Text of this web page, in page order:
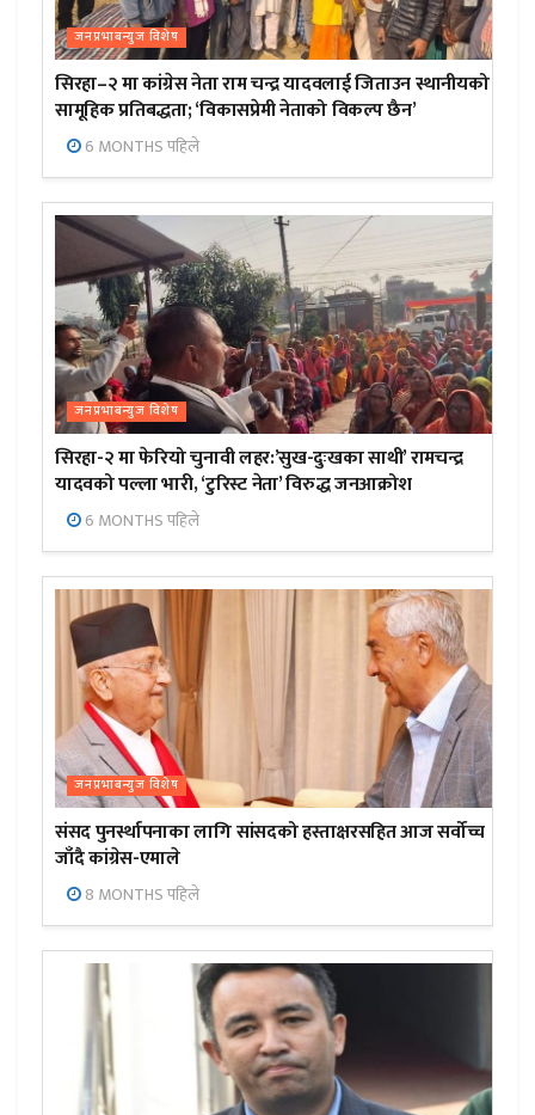
जनप्रभाबन्युज विशेष
सिरहा–२ मा कांग्रेस नेता राम चन्द्र यादवलाई जिताउन स्थानीयको
सामूहिक प्रतिबद्धता; ‘विकासप्रेमी नेताको विकल्प छैन’
6 MONTHS पहिले
जनप्रभाबन्युज विशेष
सिरहा-२ मा फेरियो चुनावी लहर:’सुख-दुःखका साथी’ रामचन्द्र
यादवको पल्ला भारी, ‘टुरिस्ट नेता’ विरुद्ध जनआक्रोश
6 MONTHS पहिले
जनप्रभाबन्युज विशेष
संसद पुनर्स्थापनाका लागि सांसदको हस्ताक्षरसहित आज सर्वोच्च
जाँदै कांग्रेस-एमाले
8 MONTHS पहिले